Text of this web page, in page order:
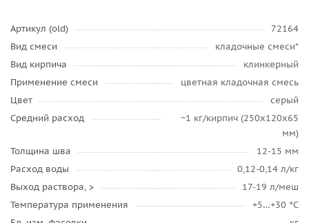
Артикул (old)
72164
Вид смеси
кладочные смеси*
Вид кирпича
клинкерный
Применение смеси
цветная кладочная смесь
Цвет
серый
Средний расход
~1 кг/кирпич (250х120х65
мм)
Толщина шва
12-15 мм
Расход воды
0,12-0,14 л/кг
Выход раствора, >
17-19 л/меш
Температура применения
+5…+30 °C